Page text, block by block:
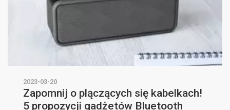
2023-03-20
Zapomnij o plączących się kabelkach!
5 propozycji gadżetów Bluetooth